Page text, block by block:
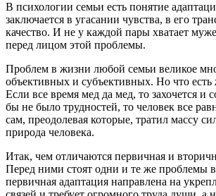
В психологии семьи есть понятие
заключается в угасании чувства, в его
качество. И не у каждой пары хватает
перед лицом этой проблемы.
Проблем в жизни любой семьи великое
объективных и субъективных. Но что есть
Если все время мед да мед, то захочется и
бы не было трудностей, то человек все
сам, преодолевая которые, тратил массу
природа человека.
Итак, чем отличаются первичная и
Перед ними стоят одни и те же проблемы
первичная адаптация направлена на